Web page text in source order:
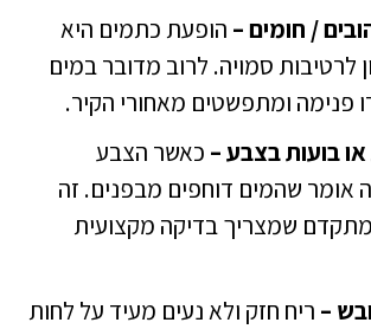
/ חומים – הופעת כתמים היא
לרטיבות סמויה. לרוב מדובר במים
פנימה ומתפשטים מאחורי הקיר.
בועות בצבע – כאשר הצבע
אומר שהמים דוחפים מבפנים. זה
שמצריך בדיקה מקצועית
– ריח חזק ולא נעים מעיד על לחות